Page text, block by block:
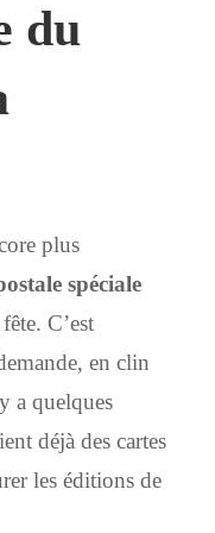
du
plus
spéciale
C’est
en clin
a quelques
déjà des cartes
les éditions de